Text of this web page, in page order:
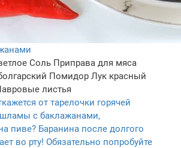
Соль Приправа для мяса
Помидор Лук красный
листья
от тарелочки горячей
с баклажанами,
пиве? Баранина после долгого
во рту! Обязательно попробуйте